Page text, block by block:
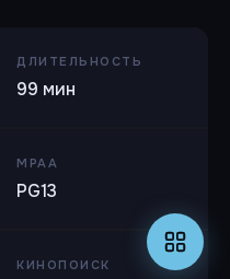
ДЛИТЕЛЬНОСТЬ
99 мин
MPAA
PG13
КИНОПОИСК